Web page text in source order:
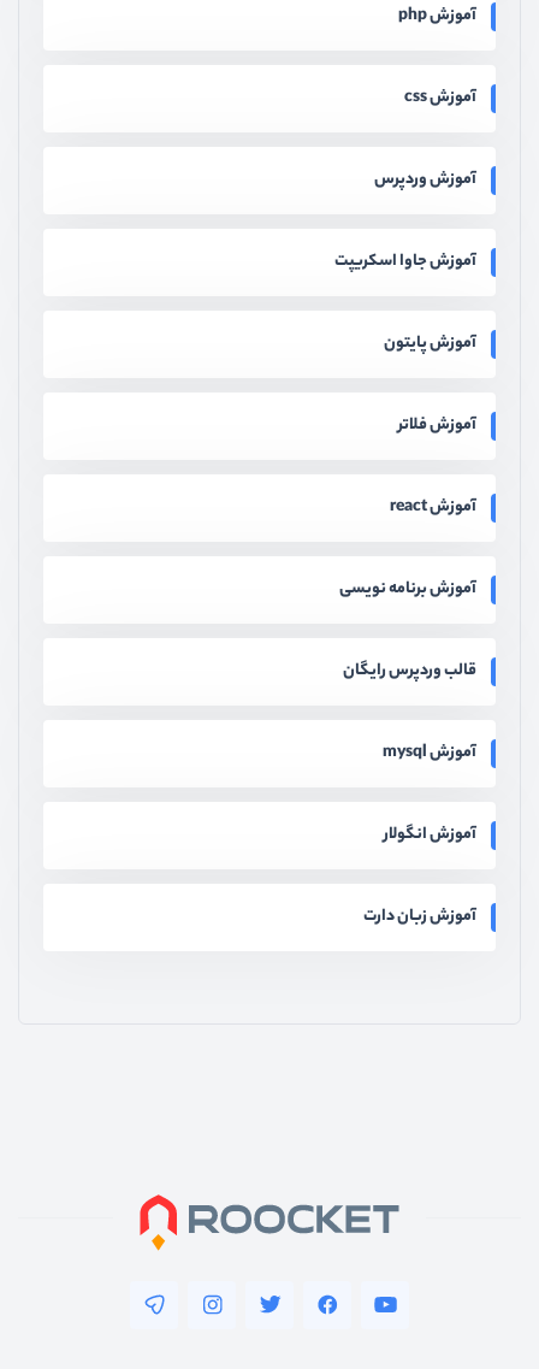
آموزش php
آموزش css
آموزش وردپرس
آموزش جاوا اسکریپت
آموزش پایتون
آموزش فلاتر
آموزش react
آموزش برنامه نویسی
قالب وردپرس رایگان
آموزش mysql
آموزش انگولار
آموزش زبان دارت